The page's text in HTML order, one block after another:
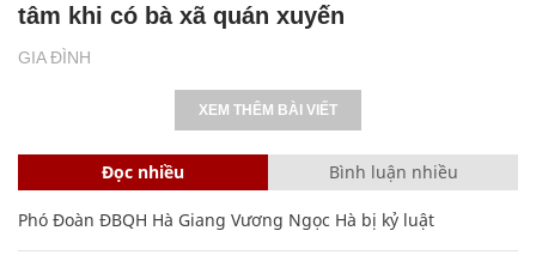
GIA ĐÌNH
tâm khi có bà xã quán xuyến
XEM THÊM BÀI VIẾT
Đọc nhiều Bình luận nhiều
Phó Đoàn ĐBQH Hà Giang Vương Ngọc Hà bị kỷ luật